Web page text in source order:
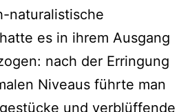
naturalistische
es in ihrem Ausgang
nach der Erringung
Niveaus führte man
und verblüffende